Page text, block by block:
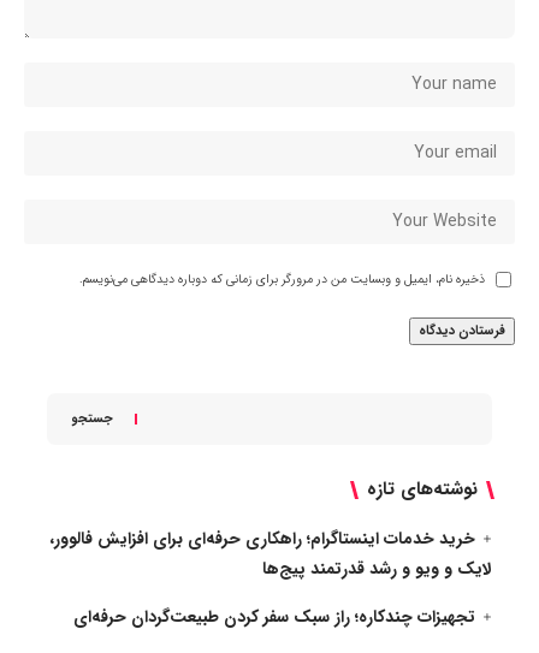
ذخیره نام، ایمیل و وبسایت من در مرورگر برای زمانی که دوباره دیدگاهی می‌نویسم.
جستجو
نوشته‌های تازه
خرید خدمات اینستاگرام؛ راهکاری حرفه‌ای برای افزایش فالوور،
لایک و ویو و رشد قدرتمند پیج‌ها
تجهیزات چندکاره؛ راز سبک سفر کردن طبیعت‌گردان حرفه‌ای